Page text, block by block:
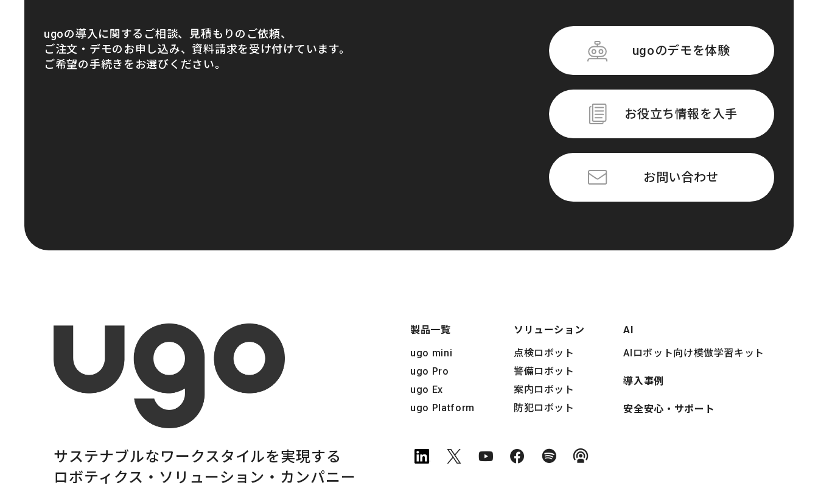
ugoの導入に関するご相談、見積もりのご依頼、
ご注文・デモのお申し込み、資料請求を受け付けています。
ご希望の手続きをお選びください。
ugoのデモを体験
お役立ち情報を入手
お問い合わせ
サステナブルなワークスタイルを実現する
ロボティクス・ ソリューション・ カンパニー
製品一覧
ugo mini
ugo Pro
ugo Ex
ugo Platform
ソリューション
点検ロボット
警備ロボット
案内ロボット
防犯ロボット
AI
AIロボット向け模倣学習キット
導入事例
安全安心・サポート